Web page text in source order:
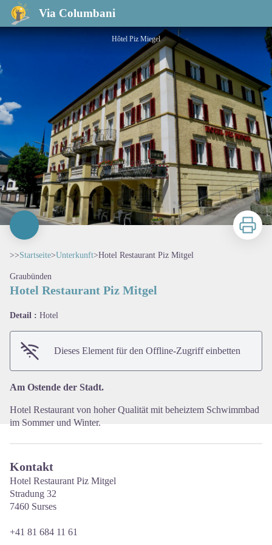
Via Columbani
Hotel Restaurant Piz Mitgel
Hôtel Piz Miegel
View picture in full screen
Zu
>>Startseite>Unterkunft>Hotel Restaurant Piz Mitgel
Graubünden
Hotel Restaurant Piz Mitgel
Detail : Hotel
Dieses Element für den Offline-Zugriff einbetten
Am Ostende der Stadt.
Hotel Restaurant von hoher Qualität mit beheiztem Schwimmbad
im Sommer und Winter.
Kontakt
Hotel Restaurant Piz Mitgel
Stradung 32
7460 Surses
+41 81 684 11 61